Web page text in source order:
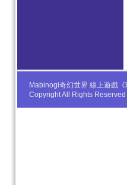
Mabinogi奇幻世界 線上遊戲
Copyright All Rights